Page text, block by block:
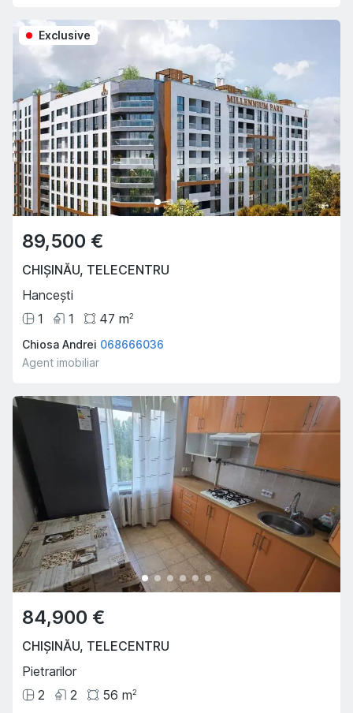
Exclusive
89,500 €
CHIȘINĂU, TELECENTRU
Hancești
1
1 47 m2
Chiosa Andrei 068666036
Agent imobiliar
84,900 €
CHIȘINĂU, TELECENTRU
Pietrarilor
2
2 56 m2